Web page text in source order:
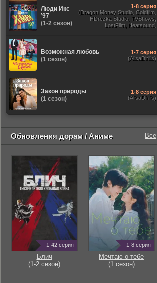
Люди Икс
’97
(1-2 сезон)
1-8 серия
(Dragon Money Studio, Coldfilm,
HDrezka Studio, TVShows,
LostFilm, Heatsound,
Возможная любовь
(1 сезон)
1-7 серия
(AlisaDirilis)
Закон природы
(1 сезон)
1-8 серия
(AlisaDirilis)
Обновления дорам / Аниме Все
1-42 серия
Блич
(1-2 сезон)
1-8 серия
Мечтаю о тебе
(1 сезон)